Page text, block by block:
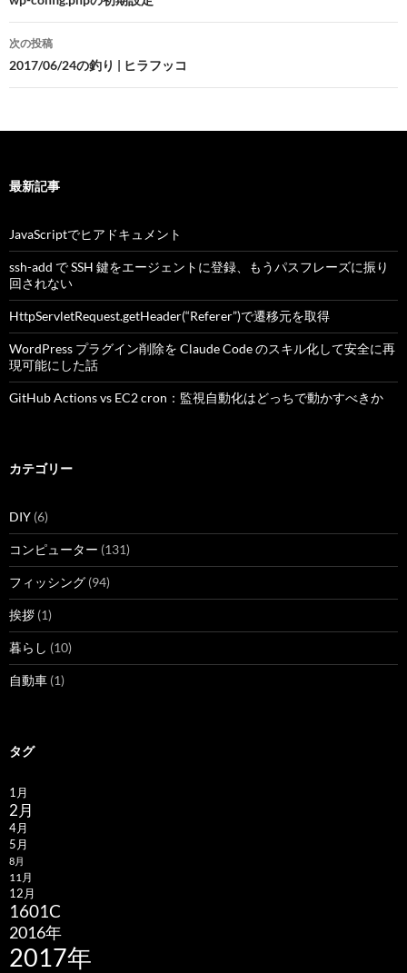
ナ
ビ
ゲ
ー
ョ
ン
次の投稿
2017/06/24の釣り | ヒラフッコ
最新記事
JavaScriptでヒアドキュメント
ssh-add で SSH 鍵をエージェントに登録、もうパスフレーズに振り
回されない
HttpServletRequest.getHeader(“Referer”)で遷移元を取得
WordPress プラグイン削除を Claude Code のスキル化して安全に再
現可能にした話
GitHub Actions vs EC2 cron：監視自動化はどっちで動かすべきか
カテゴリー
DIY (6)
コンピューター (131)
フィッシング (94)
挨拶 (1)
暮らし (10)
自動車 (1)
タグ
1月
2月
4月
5月
8月
11月
12月
1601C
2016年
2017年